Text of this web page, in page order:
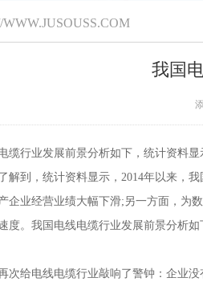
我国
缆行业发展前景分析如下，统计资料显示
，统计资料显示，2014年以来
业经营业绩大幅下滑;另一方面，为
。我国电线电缆行业发展前景分析如下
给电线电缆行业敲响了警钟：企业